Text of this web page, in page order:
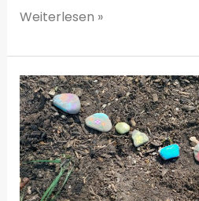
Weiterlesen »
Frühlingsfest
in
der
Kita
Schatzinsel